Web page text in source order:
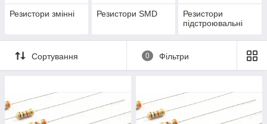
Резистори змінні Резистори SMD
Резистори
підстроювальні
Сортування 0 Фільтри